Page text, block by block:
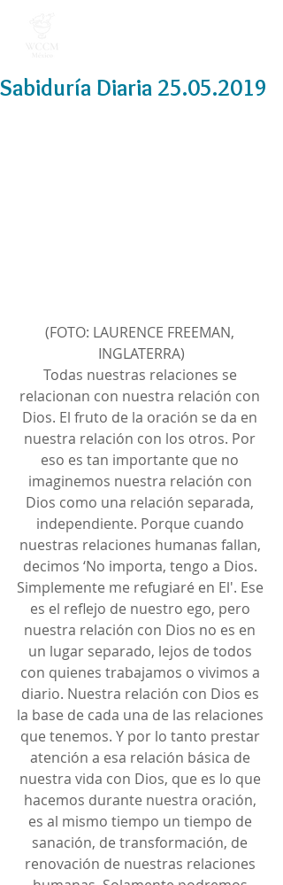
Sabiduría Diaria 25.05.2019
(FOTO: LAURENCE FREEMAN,
INGLATERRA)
Todas nuestras relaciones se
relacionan con nuestra relación con
Dios. El fruto de la oración se da en
nuestra relación con los otros. Por
eso es tan importante que no
imaginemos nuestra relación con
Dios como una relación separada,
independiente. Porque cuando
nuestras relaciones humanas fallan,
decimos ‘No importa, tengo a Dios.
Simplemente me refugiaré en El'. Ese
es el reflejo de nuestro ego, pero
nuestra relación con Dios no es en
un lugar separado, lejos de todos
con quienes trabajamos o vivimos a
diario. Nuestra relación con Dios es
la base de cada una de las relaciones
que tenemos. Y por lo tanto prestar
atención a esa relación básica de
nuestra vida con Dios, que es lo que
hacemos durante nuestra oración,
es al mismo tiempo un tiempo de
sanación, de transformación, de
renovación de nuestras relaciones